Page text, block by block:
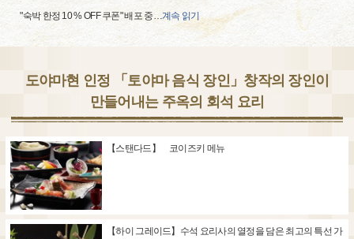
"숙박 한정 10 % OFF 쿠폰" 배포 중…계속 읽기
도야마현 인정 「토야마 음식 장인」창작의 장인이
만들어내는 주옥의 회석 요리
【스탠다드】 코이즈키 메뉴
【하이 그레이드】수석 요리사의 열정을 담은 최고의 특선 가